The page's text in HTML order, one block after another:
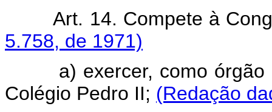
Art. 14. Compete à
5.758, de 1971)
a) exercer, como órgão
Colégio Pedro II; (Redação